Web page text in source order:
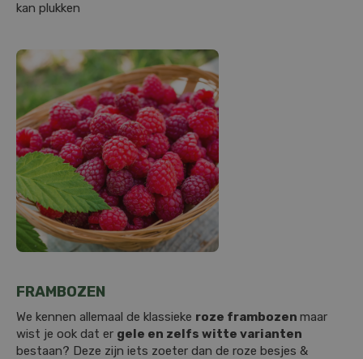
kan plukken
FRAMBOZEN
We kennen allemaal de klassieke roze frambozen maar
wist je ook dat er gele en zelfs witte varianten
bestaan? Deze zijn iets zoeter dan de roze besjes &